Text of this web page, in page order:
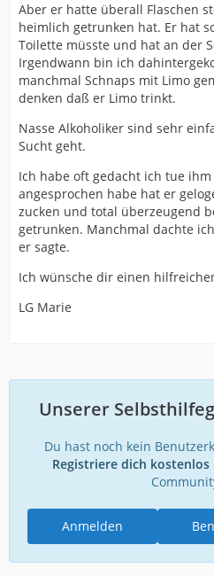
Aber er hatte überall Flaschen
heimlich getrunken hat. Er hat
Toilette müsste und hat an der
Irgendwann bin ich
manchmal Schnaps mit Limo
denken daß er Limo trinkt.
Nasse Alkoholiker sind sehr
Sucht geht.
Ich habe oft gedacht ich tue
angesprochen habe hat er
zucken und total überzeugend
getrunken. Manchmal dachte
er sagte.
Ich wünsche dir einen
LG Marie
Unserer
Du hast noch kein
Registriere dich kostenlos
Anmelden